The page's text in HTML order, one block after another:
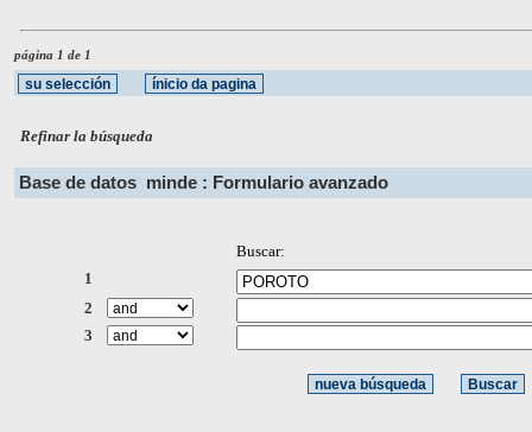
página 1 de 1
Refinar la búsqueda
Base de datos minde : Formulario avanzado
Buscar:
1
2
3